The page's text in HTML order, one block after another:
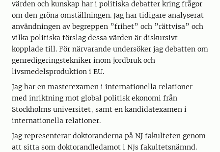
värden och kunskap har i politiska debatter kring frågor
om den gröna omställningen. Jag har tidigare analyserat
användningen av begreppen ”frihet” och ”rättvisa” och
vilka politiska förslag dessa värden är diskursivt
kopplade till. För närvarande undersöker jag debatten om
genredigeringstekniker inom jordbruk och
livsmedelsproduktion i EU.
Jag har en masterexamen i internationella relationer
med inriktning mot global politisk ekonomi från
Stockholms universitet, samt en kandidatexamen i
internationella relationer.
Jag representerar doktoranderna på NJ fakulteten genom
att sitta som doktorandledamot i NJs fakultetsnämnd.